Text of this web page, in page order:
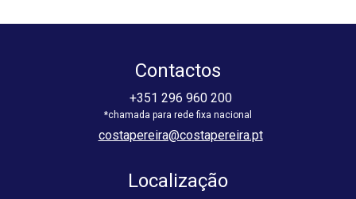
Contactos
+351 296 960 200
costapereira@costapereira.pt
Localização